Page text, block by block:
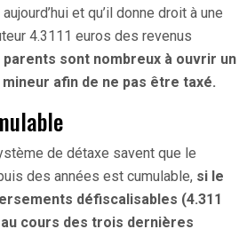
et qu’il donne droit à une
4.3111 euros des revenus
parents sont nombreux à ouvrir un
afin de ne pas être taxé.
de détaxe savent que le
des années est cumulable, si le
défiscalisables (4.311
cours des trois dernières